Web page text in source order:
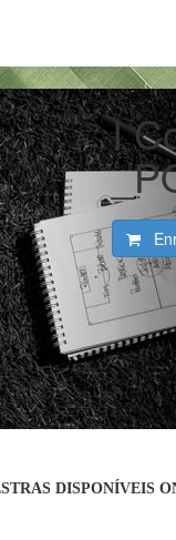
I
DISPONÍVEIS